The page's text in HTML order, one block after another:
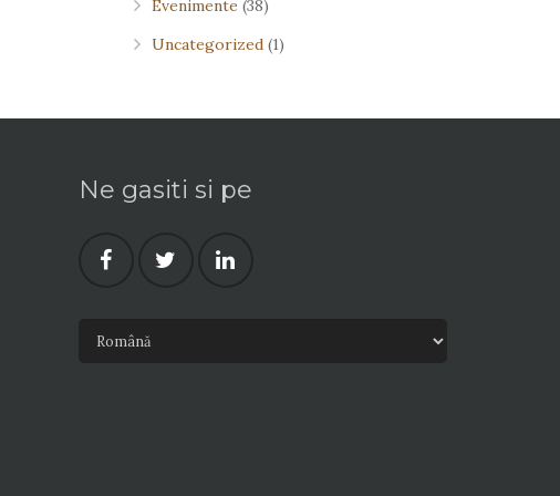
Evenimente (38)
Uncategorized (1)
Ne gasiti si pe